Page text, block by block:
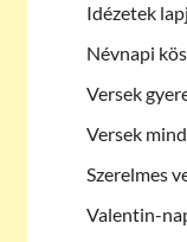
Idézetek
Névnapi
Versek
Versek
Szerelmes
Valentin-